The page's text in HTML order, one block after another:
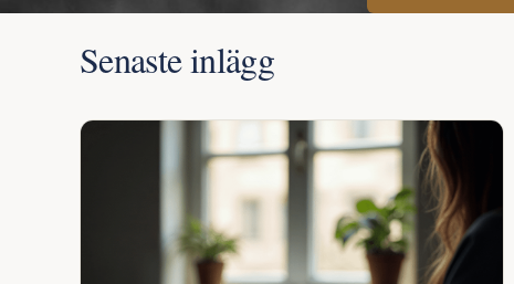
Senaste inlägg